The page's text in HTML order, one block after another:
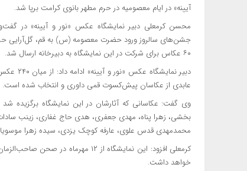
آیینه» در ایام معصومیه در حرم مطهر بانوی کرامت برپا شد.
محسن کرمعلی دبیر نمایشگاه عکس «نور و آیینه» در
۶۰ عکاس برای شرکت در این نمایشگاه به دبیرخانه ارسال شد.
عابدی از عکاسان پیش‌کسوت قمی داوری و انتخاب شده است.
وی گفت: عکاسانی که آثارشان در این نمایشگاه برگزیده شد
بخشی، زهرا پناه، مهدی جعفری، هدی حاج غفاری، زینب
محمدمهدی قدس علوی، عارفه کوچک یزدی، سیده زهرا
خواهد داشت.